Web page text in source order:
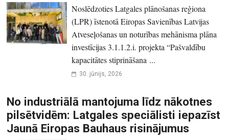
Noslēdzoties Latgales plānošanas reģiona
(LPR) īstenotā Eiropas Savienības Latvijas
Atveseļošanas un noturības mehānisma plāna
investīcijas 3.1.1.2.i. projekta “Pašvaldību
kapacitātes stiprināšana ...
30. jūnijs, 2026
No industriālā mantojuma līdz nākotnes
pilsētvidēm: Latgales speciālisti iepazīst
Jaunā Eiropas Bauhaus risinājumus